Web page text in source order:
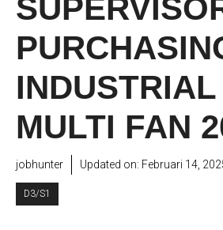
INDUSTRIAL
MULTI FAN
jobhunter Updated on: Februari 14,
D3/S1